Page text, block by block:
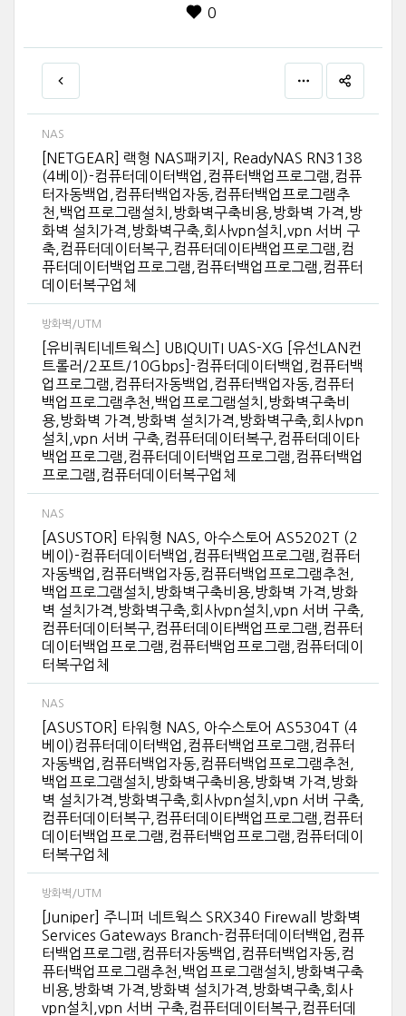
0
NAS
[NETGEAR] 랙형 NAS패키지, ReadyNAS RN3138
(4베이)-컴퓨터데이터백업,컴퓨터백업프로그램,컴퓨
터자동백업,컴퓨터백업자동,컴퓨터백업프로그램추
천,백업프로그램설치,방화벽구축비용,방화벽 가격,방
화벽 설치가격,방화벽구축,회사vpn설치,vpn 서버 구
축,컴퓨터데이터복구,컴퓨터데이타백업프로그램,컴
퓨터데이터백업프로그램,컴퓨터백업프로그램,컴퓨터
데이터복구업체
방화벽/UTM
[유비쿼티네트웍스] UBIQUITI UAS-XG [유선LAN컨
트롤러/2포트/10Gbps]-컴퓨터데이터백업,컴퓨터백
업프로그램,컴퓨터자동백업,컴퓨터백업자동,컴퓨터
백업프로그램추천,백업프로그램설치,방화벽구축비
용,방화벽 가격,방화벽 설치가격,방화벽구축,회사vpn
설치,vpn 서버 구축,컴퓨터데이터복구,컴퓨터데이타
백업프로그램,컴퓨터데이터백업프로그램,컴퓨터백업
프로그램,컴퓨터데이터복구업체
NAS
[ASUSTOR] 타워형 NAS, 아수스토어 AS5202T (2
베이)-컴퓨터데이터백업,컴퓨터백업프로그램,컴퓨터
자동백업,컴퓨터백업자동,컴퓨터백업프로그램추천,
백업프로그램설치,방화벽구축비용,방화벽 가격,방화
벽 설치가격,방화벽구축,회사vpn설치,vpn 서버 구축,
컴퓨터데이터복구,컴퓨터데이타백업프로그램,컴퓨터
데이터백업프로그램,컴퓨터백업프로그램,컴퓨터데이
터복구업체
NAS
[ASUSTOR] 타워형 NAS, 아수스토어 AS5304T (4
베이)컴퓨터데이터백업,컴퓨터백업프로그램,컴퓨터
자동백업,컴퓨터백업자동,컴퓨터백업프로그램추천,
백업프로그램설치,방화벽구축비용,방화벽 가격,방화
벽 설치가격,방화벽구축,회사vpn설치,vpn 서버 구축,
컴퓨터데이터복구,컴퓨터데이타백업프로그램,컴퓨터
데이터백업프로그램,컴퓨터백업프로그램,컴퓨터데이
터복구업체
방화벽/UTM
[Juniper] 주니퍼 네트웍스 SRX340 Firewall 방화벽
Services Gateways Branch-컴퓨터데이터백업,컴퓨
터백업프로그램,컴퓨터자동백업,컴퓨터백업자동,컴
퓨터백업프로그램추천,백업프로그램설치,방화벽구축
비용,방화벽 가격,방화벽 설치가격,방화벽구축,회사
vpn설치,vpn 서버 구축,컴퓨터데이터복구,컴퓨터데